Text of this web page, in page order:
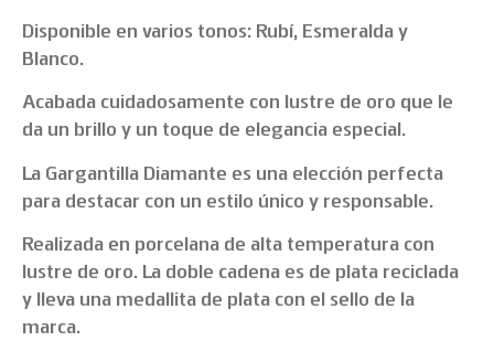
Disponible en varios tonos: Rubí, Esmeralda y
Blanco.
Acabada cuidadosamente con lustre de oro que le
da un brillo y un toque de elegancia especial.
La Gargantilla Diamante es una elección perfecta
para destacar con un estilo único y responsable.
Realizada en porcelana de alta temperatura con
lustre de oro. La doble cadena es de plata reciclada
y lleva una medallita de plata con el sello de la
marca.